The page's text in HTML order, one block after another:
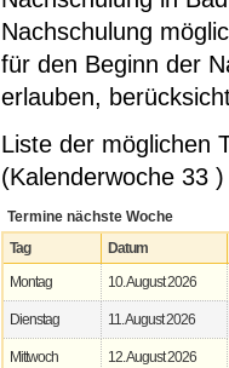
Nachschulung
für den Beginn der
erlauben,
Liste der möglichen
(Kalenderwoche 33 )
Termine nächste Woche
Tag
Datum
Montag
10. August 2026
Dienstag 11. August 2026
Mittwoch 12. August 2026